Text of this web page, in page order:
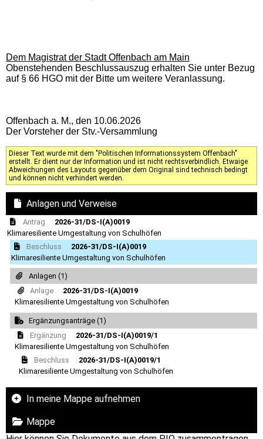
Dem Magistrat der Stadt Offenbach am Main
Obenstehenden Beschlussauszug erhalten Sie unter Bezug
auf § 66 HGO mit der Bitte um weitere Veranlassung.
Offenbach a. M., den 10.06.2026
Der Vorsteher der Stv.-Versammlung
Dieser Text wurde mit dem "Politischen Informationssystem Offenbach"
erstellt. Er dient nur der Information und ist nicht rechtsverbindlich. Etwaige
Abweichungen des Layouts gegenüber dem Original sind technisch bedingt
und können nicht verhindert werden.
Anlagen und Verweise
Antrag
2026-31/DS-I(A)0019
Klimaresiliente Umgestaltung von Schulhöfen
Beschluss
2026-31/DS-I(A)0019
Klimaresiliente Umgestaltung von Schulhöfen
Anlagen (1)
Anlage
2026-31/DS-I(A)0019
Klimaresiliente Umgestaltung von Schulhöfen
Ergänzungsanträge (1)
Ergänzung
2026-31/DS-I(A)0019/1
Klimaresiliente Umgestaltung von Schulhöfen
Beschluss
2026-31/DS-I(A)0019/1
Klimaresiliente Umgestaltung von Schulhöfen
In meine Mappe aufnehmen
Mappe